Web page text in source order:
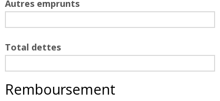
Autres emprunts
Total dettes
Remboursement